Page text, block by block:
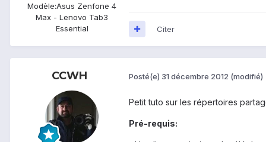
Modèle:Asus Zenfone 4
Max - Lenovo Tab3
Essential
Citer
CCWH Posté(e) 31 décembre 2012 (modifié)
Petit tuto sur les répertoires
Pré-requis: